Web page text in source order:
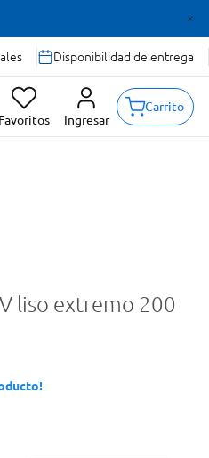
Disponibilidad de entrega
Favoritos Ingresar
Carrito
liso extremo 200